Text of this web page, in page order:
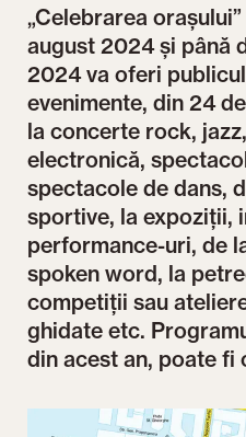
„Celebrarea
august 2024 și până
2024 va oferi
evenimente, din 24
la concerte rock,
electronică,
spectacole de dans,
sportive, la expoziții,
performance-uri, de
spoken word, la
competiții sau
ghidate etc.
din acest an, poate